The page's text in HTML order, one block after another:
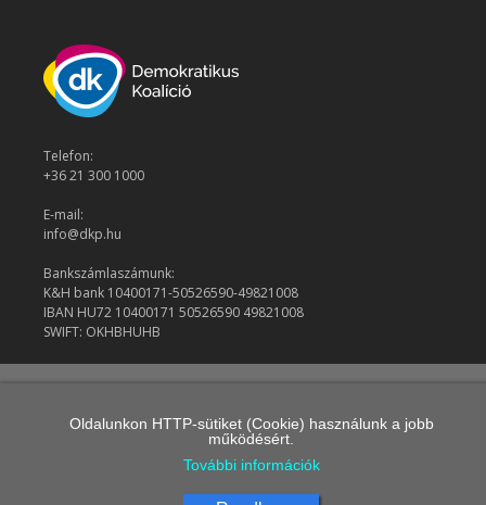
Telefon:
+36 21 300 1000
E-mail:
info@dkp.hu
Bankszámlaszámunk:
K&H bank 10400171-50526590-49821008
IBAN HU72 10400171 50526590 49821008
SWIFT: OKHBHUHB
Oldalunkon HTTP-sütiket (Cookie) használunk a jobb
működésért.
További információk